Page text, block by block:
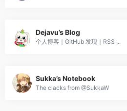
Dejavu’s Blog
个人博客｜GitHub 发现｜RSS ...
Sukka’s Notebook
The clacks from @SukkaW